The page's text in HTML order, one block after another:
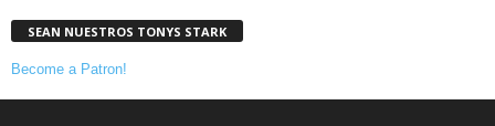
SEAN NUESTROS TONYS STARK
Become a Patron!